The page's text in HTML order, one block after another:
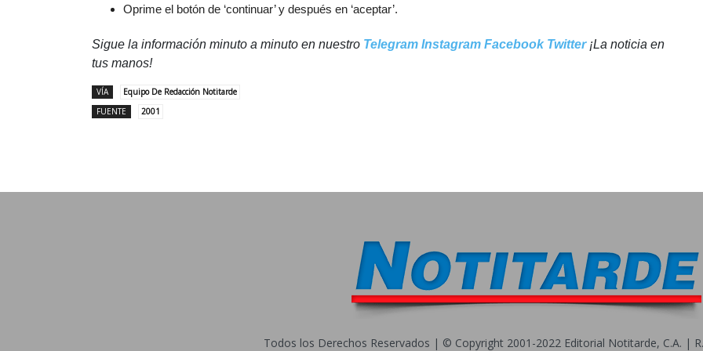
Oprime el botón de ‘continuar’ y después en ‘aceptar’.
Sigue la información minuto a minuto en nuestro Telegram Instagram Facebook Twitter¡La noticia en
tus manos!
VÍA
Equipo De Redacción Notitarde
FUENTE
2001
Todos los Derechos Reservados | © Copyright 2001-2022 Editorial Notitarde, C.A. |